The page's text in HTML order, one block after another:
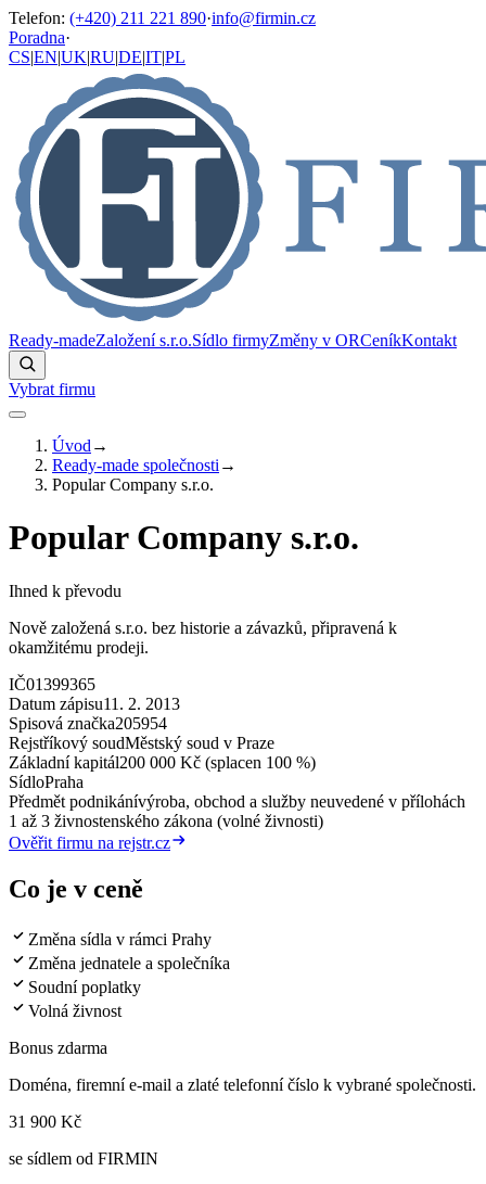
Telefon: (+420) 211 221 890·info@firmin.cz
Poradna·
CS|EN|UK|RU|DE|IT|PL
Ready-madeZaložení s.r.o.Sídlo firmyZměny v ORCeníkKontakt
Vybrat firmu
Úvod →
Ready-made společnosti →
Popular Company s.r.o.
Popular Company s.r.o.
Ihned k převodu
Nově založená s.r.o. bez historie a závazků, připravená k
okamžitému prodeji.
IČ01399365
Datum zápisu11. 2. 2013
Spisová značka205954
Rejstříkový soudMěstský soud v Praze
Základní kapitál200 000 Kč (splacen 100 %)
SídloPraha
Předmět podnikánívýroba, obchod a služby neuvedené v přílohách
1 až 3 živnostenského zákona (volné živnosti)
Ověřit firmu na rejstr.cz
Co je v ceně
Změna sídla v rámci Prahy
Změna jednatele a společníka
Soudní poplatky
Volná živnost
Bonus zdarma
Doména, firemní e-mail a zlaté telefonní číslo k vybrané společnosti.
31 900 Kč
se sídlem od FIRMIN